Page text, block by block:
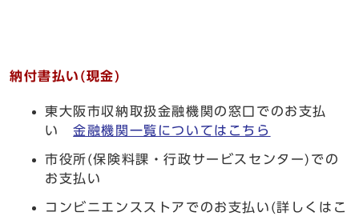
納付書払い(現金)
東大阪市収納取扱金融機関の窓口でのお支払
い金融機関一覧についてはこちら
市役所(保険料課・行政サービスセンター)での
お支払い
コンビニエンスストアでのお支払い(詳しくはこ